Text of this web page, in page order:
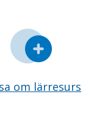
om lärresurs